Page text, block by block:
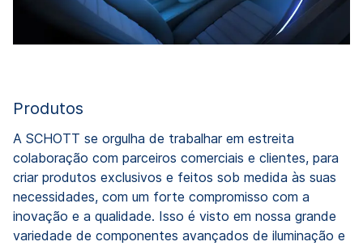
Produtos
A SCHOTT se orgulha de trabalhar em estreita
colaboração com parceiros comerciais e clientes, para
criar produtos exclusivos e feitos sob medida às suas
necessidades, com um forte compromisso com a
inovação e a qualidade. Isso é visto em nossa grande
variedade de componentes avançados de iluminação e